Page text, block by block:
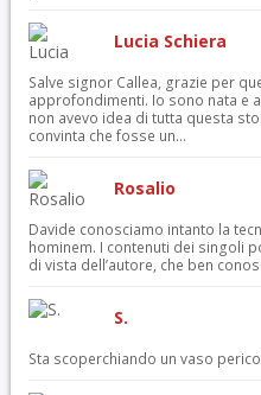
Lucia Schiera
Salve signor Callea, grazie per
approfondimenti. Io sono nata e
non avevo idea di tutta questa
convinta che fosse un...
Rosalio
Davide conosciamo intanto la
hominem. I contenuti dei singoli
di vista dell’autore, che ben
S.
Sta scoperchiando un vaso